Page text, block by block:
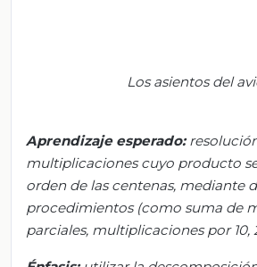
Los asientos del
Aprendizaje esperado: r
multiplicaciones cuyo producto
orden de las centenas, mediante
procedimientos (como suma de
parciales, multiplicaciones por 10,